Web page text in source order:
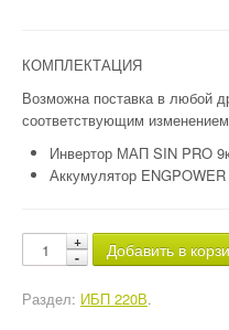
КОМПЛЕКТАЦИЯ
Возможна поставка в любой
соответствующим
Инвертор МАП SIN PRO
Аккумулятор
Добавить в
Раздел: ИБП 220В.